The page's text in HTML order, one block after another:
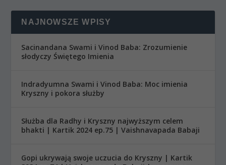
NAJNOWSZE WPISY
Sacinandana Swami i Vinod Baba: Zrozumienie
słodyczy Świętego Imienia
Indradyumna Swami i Vinod Baba: Moc imienia
Kryszny i pokora służby
Służba dla Radhy i Kryszny najwyższym celem
bhakti | Kartik 2024 ep.75 | Vaishnavapada Babaji
Gopi ukrywają swoje uczucia do Kryszny | Kartik